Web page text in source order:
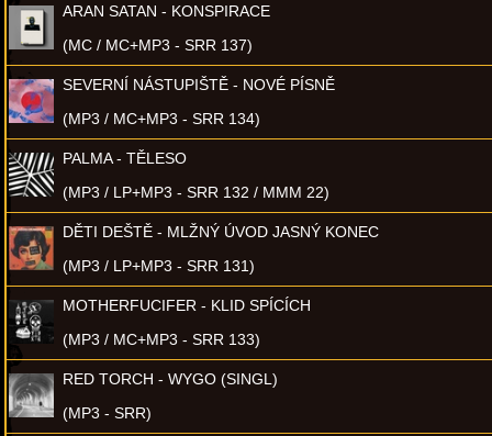
ARAN SATAN - KONSPIRACE
(MC / MC+MP3 - SRR 137)
SEVERNÍ NÁSTUPIŠTĚ - NOVÉ PÍSNĚ
(MP3 / MC+MP3 - SRR 134)
PALMA - TĚLESO
(MP3 / LP+MP3 - SRR 132 / MMM 22)
DĚTI DEŠTĚ - MLŽNÝ ÚVOD JASNÝ KONEC
(MP3 / LP+MP3 - SRR 131)
MOTHERFUCIFER - KLID SPÍCÍCH
(MP3 / MC+MP3 - SRR 133)
RED TORCH - WYGO (SINGL)
(MP3 - SRR)